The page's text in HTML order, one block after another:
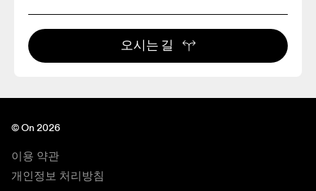
오시는 길
© On 2026
이용 약관
개인정보 처리방침